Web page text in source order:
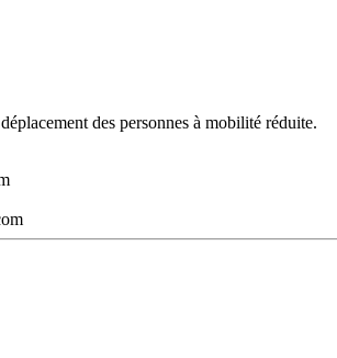
des personnes à mobilité réduite.